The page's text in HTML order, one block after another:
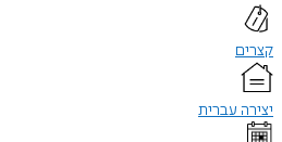
קצרים
יצירה עברית